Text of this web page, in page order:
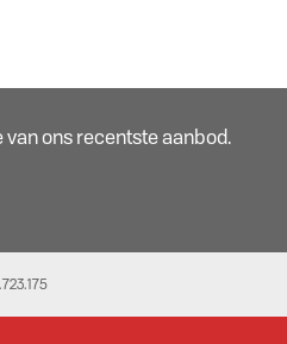
ons recentste aanbod.